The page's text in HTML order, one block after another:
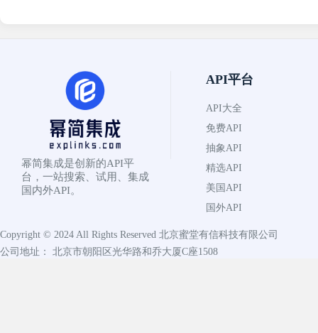
幂简集成是创新的API平
台，一站搜索、试用、集成
国内外API。
API平台
API大全
免费API
抽象API
精选API
美国API
国外API
Copyright © 2024 All Rights Reserved 北京蜜堂有信科技有限公司
公司地址： 北京市朝阳区光华路和乔大厦C座1508